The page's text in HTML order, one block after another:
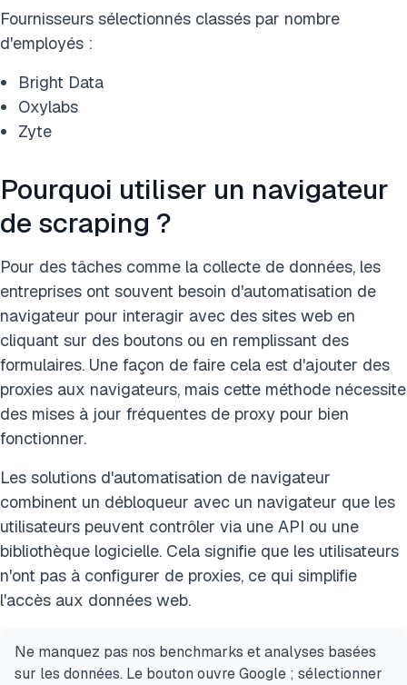
Fournisseurs sélectionnés classés par nombre
d'employés :
Bright Data
Oxylabs
Zyte
Pourquoi utiliser un navigateur
de scraping ?
Pour des tâches comme la collecte de données, les
entreprises ont souvent besoin d'automatisation de
navigateur pour interagir avec des sites web en
cliquant sur des boutons ou en remplissant des
formulaires. Une façon de faire cela est d'ajouter des
proxies aux navigateurs, mais cette méthode nécessite
des mises à jour fréquentes de proxy pour bien
fonctionner.
Les solutions d'automatisation de navigateur
combinent un débloqueur avec un navigateur que les
utilisateurs peuvent contrôler via une API ou une
bibliothèque logicielle. Cela signifie que les utilisateurs
n'ont pas à configurer de proxies, ce qui simplifie
l'accès aux données web.
Ne manquez pas nos benchmarks et analyses basées
sur les données. Le bouton ouvre Google ; sélectionner